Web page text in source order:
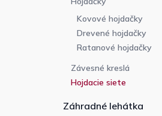
Kovové hojdačky
Drevené hojdačky
Ratanové hojdačky
Závesné kreslá
Hojdacie siete
Záhradné lehátka